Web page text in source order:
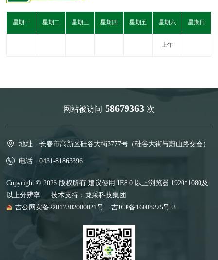
星期一 星期二 星期三 星期四 星期五 星期六 星期日
上午
网站被访问 58679363 次
地址：长春市高新区硅谷大街3777号（硅谷大街与蔚山路交会）
电话：0431-81863396
Copyright © 2026 版权所有 建议使用 IE8.0 以上浏览器 1920*1080及
以上分辨率 技术支持：龙采科技集团
吉公网安备22017302000021号
吉ICP备16008275号-3